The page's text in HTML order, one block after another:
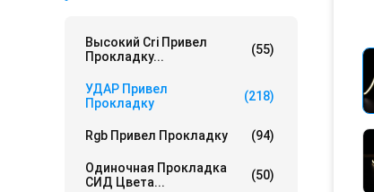
Высокий Cri Привел
Прокладку...
(55)
УДАР Привел
Прокладку
(218)
Rgb Привел Прокладку (94)
Одиночная Прокладка
СИД Цвета...
(50)